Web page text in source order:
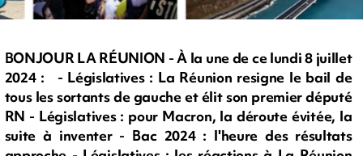
BONJOUR LA RÉUNION - À la une de ce lundi 8 juillet
2024 : - Législatives : La Réunion resigne le bail de
tous les sortants de gauche et élit son premier député
RN - Législatives : pour Macron, la déroute évitée, la
suite à inventer - Bac 2024 : l'heure des résultats